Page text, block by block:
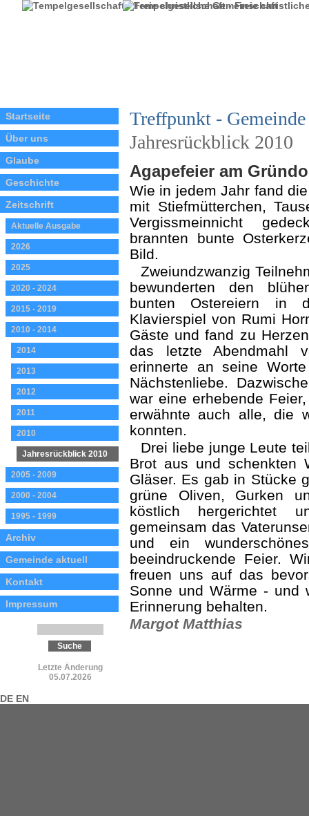
Startseite
Über uns
Glaube
Geschichte
Zeitschrift
Aktuelle Ausgabe
2026
2025
2020 - 2024
2015 - 2019
2010 - 2014
2014
2013
2012
2011
2010
Jahresrückblick 2010
2005 - 2009
2000 - 2004
1995 - 1999
Archiv
Gemeinde aktuell
Kontakt
Impressum
Letzte Änderung
05.07.2026
Treffpunkt -
Jahresrückblick 2010
Agapefeier am
Wie in jedem Jahr fand
mit Stiefmütterchen,
Vergissmeinnicht
brannten bunte
Bild.
Zweiundzwanzig
bewunderten den
bunten Ostereiern in
Klavierspiel von Rumi
Gäste und fand zu
das letzte Abendmahl
erinnerte an seine
Nächstenliebe.
war eine erhebende
erwähnte auch alle, die
konnten.
Drei liebe junge Leute
Brot aus und schenkten
Gläser. Es gab in Stücke
grüne Oliven, Gurken
köstlich hergerichtet
gemeinsam das
und ein
beeindruckende Feier.
freuen uns auf das
Sonne und Wärme - und
Erinnerung behalten.
Margot Matthias
DE EN